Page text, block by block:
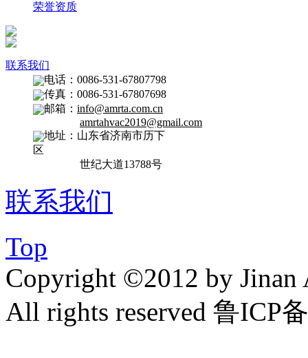
荣誉资质
联系我们
电话：0086-531-67807798
传真：0086-531-67807698
邮箱： info@amrta.com.cn
amrtahvac2019@gmail.com
地址：山东省济南市历下
区
世纪大道13788号
联系我们
Top
Copyright ©2012 by
All rights reserved 鲁ICP